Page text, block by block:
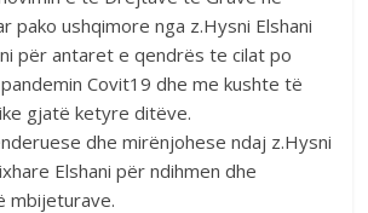
pako ushqimore nga z.Hysni Elshani
për antaret e qendrës te cilat po
Covit19 dhe me kushte të
gjatë ketyre ditëve.
dhe mirënjohese ndaj z.Hysni
Elshani për ndihmen dhe
mbijeturave.